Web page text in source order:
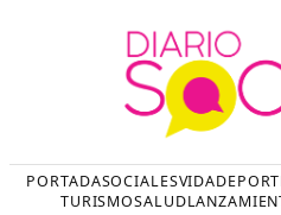
PORTADASOCIALESVIDA
TURISMOSALUD